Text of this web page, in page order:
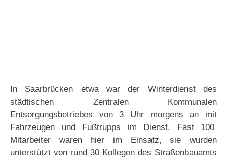
In Saarbrücken etwa war der Winterdienst des
städtischen Zentralen Kommunalen
Entsorgungsbetriebes von 3 Uhr morgens an mit
Fahrzeugen und Fußtrupps im Dienst. Fast 100
Mitarbeiter waren hier im Einsatz, sie wurden
unterstützt von rund 30 Kollegen des Straßenbauamts